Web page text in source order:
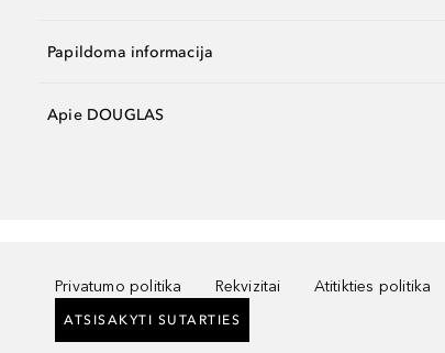
Papildoma informacija
Apie DOUGLAS
Privatumo politika Rekvizitai Atitikties politika
ATSISAKYTI SUTARTIES